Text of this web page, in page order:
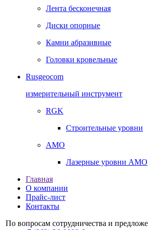
Лента бесконечная
Диски опорные
Камни абразивные
Головки кровельные
Rusgeocom
измерительный инструмент
RGK
Строительные уровни
AMO
Лазерные уровни AMO
Главная
О компании
Прайс-лист
Контакты
По вопросам сотрудничества и